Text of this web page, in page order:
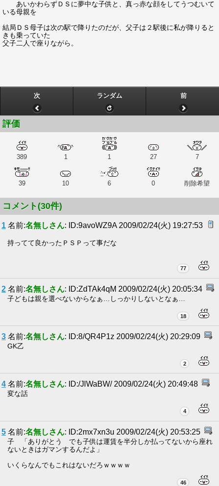
あいかわらずＤＳに夢中な子供と、真っ赤な顔をしてうつむいて
いる母親を
結局ＤＳ母子は次の駅で降りたのだが、父子は２駅後に私が降りると
きも乗っていた
父子二人で座りながら。
次 ランダム 前
評価
389 1 1 27 7
39 10 6 0 削除希望
コメント(30件)
1 名前:名無しさん: ID:9avoWZ9A 2009/02/24(火) 19:27:53
持ってて良かったＰＳＰって事だな
77
2 名前:名無しさん: ID:ZdTAk4qM 2009/02/24(火) 20:05:34
子どもは親を選べないからなぁ…しっかりしないとなぁ…
18
3 名前:名無しさん: ID:8/QR4P1z 2009/02/24(火) 20:29:09
GK乙
2
4 名前:名無しさん: ID:/JlWaBW/ 2009/02/24(火) 20:49:48
変な話
4
5 名前:名無しさん: ID:2mx7xn3u 2009/02/24(火) 20:53:25
子 「ありがとう でも子供は運賃を半分しか払ってないから座れ
ないときはガマンするんだよ」
いくらなんでもこれはないだろｗｗｗｗ
46